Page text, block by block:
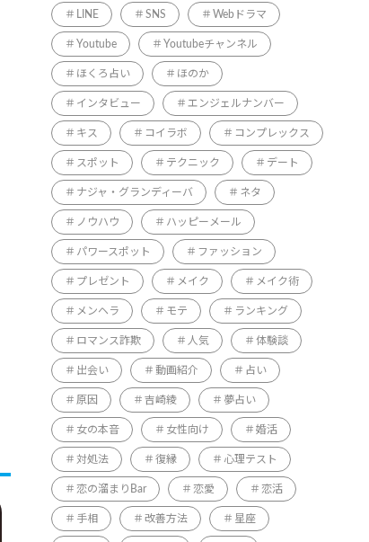
LINE SNS Webドラマ
Youtube Youtubeチャンネル
ほくろ占い ほのか
インタビュー エンジェルナンバー
キス コイラボ コンプレックス
スポット テクニック デート
ナジャ・グランディーバ ネタ
ノウハウ ハッピーメール
パワースポット ファッション
プレゼント メイク メイク術
メンヘラ モテ ランキング
ロマンス詐欺 人気 体験談
出会い 動画紹介 占い
原因 吉崎綾 夢占い
女の本音 女性向け 婚活
対処法 復縁 心理テスト
恋の溜まりBar 恋愛 恋活
手相 改善方法 星座